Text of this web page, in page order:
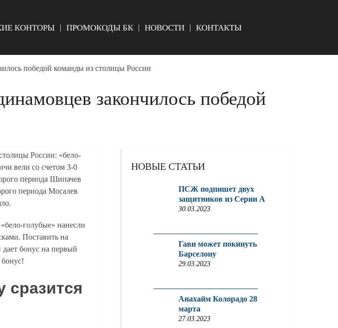
КОНТОРЫ ПРОМОКОДЫ БК НОВОСТИ КОНТАКТЫ
победой команды из столицы России
закончилось победой
России: «бело-
вели со счетом 3-0
периода Шипачев
периода Мосалев
голубые» нанесли
Поставить на
дает бонус на первый
сразится
НОВЫЕ СТАТЬИ
ПСЖ подпишет двух
защитников из Серии A
30.03.2023
Гави может покинуть
Барселону
29.03.2023
Анахайм Колорадо 28
марта
27.03.2023